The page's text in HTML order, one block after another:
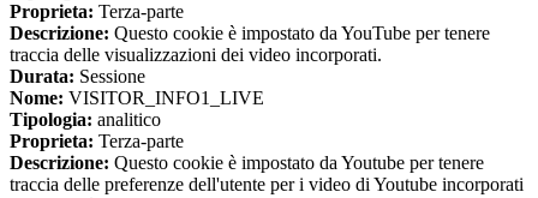
Proprieta: Terza-parte
Descrizione: Questo cookie è impostato da YouTube per tenere
traccia delle visualizzazioni dei video incorporati.
Durata: Sessione
Nome: VISITOR_INFO1_LIVE
Tipologia: analitico
Proprieta: Terza-parte
Descrizione: Questo cookie è impostato da Youtube per tenere
traccia delle preferenze dell'utente per i video di Youtube incorporati